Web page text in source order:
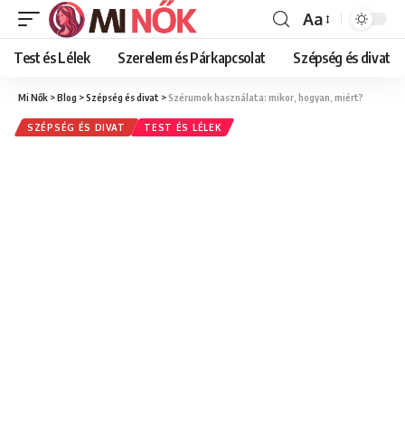
Font
Resizer
Aa
Test és Lélek Szerelem és Párkapcsolat Szépség és divat
Mi Nők >Blog >Szépség és divat >Szérumok használata: mikor, hogyan, miért?
SZÉPSÉG ÉS DIVAT TEST ÉS LÉLEK